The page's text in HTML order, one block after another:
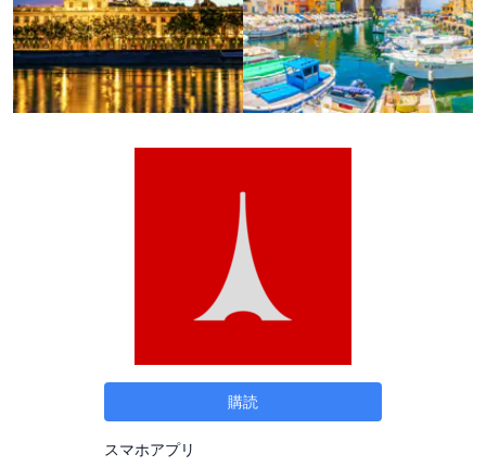
購読
スマホアプリ